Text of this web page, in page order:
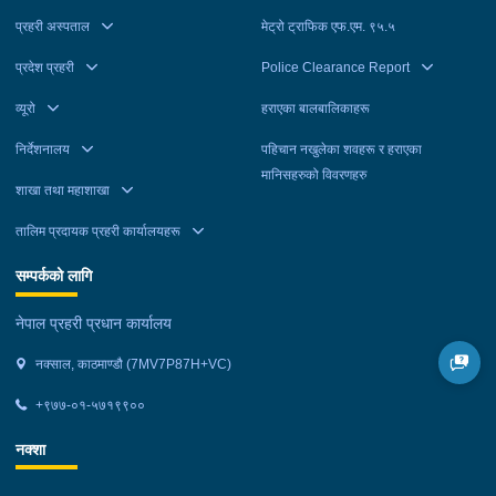
प्रहरी अस्पताल
प्रदेश प्रहरी
व्यूरो
निर्देशनालय
शाखा तथा महाशाखा
तालिम प्रदायक प्रहरी कार्यालयहरू
मेट्रो ट्राफिक एफ.एम. ९५.५
Police Clearance Report
हराएका बालबालिकाहरू
पहिचान नखुलेका शवहरू र हराएका
मानिसहरुको विवरणहरु
सम्पर्कको लागि
नेपाल प्रहरी प्रधान कार्यालय
नक्साल, काठमाण्डौ (7MV7P87H+VC)
+९७७-०१-५७१९९००
नक्शा